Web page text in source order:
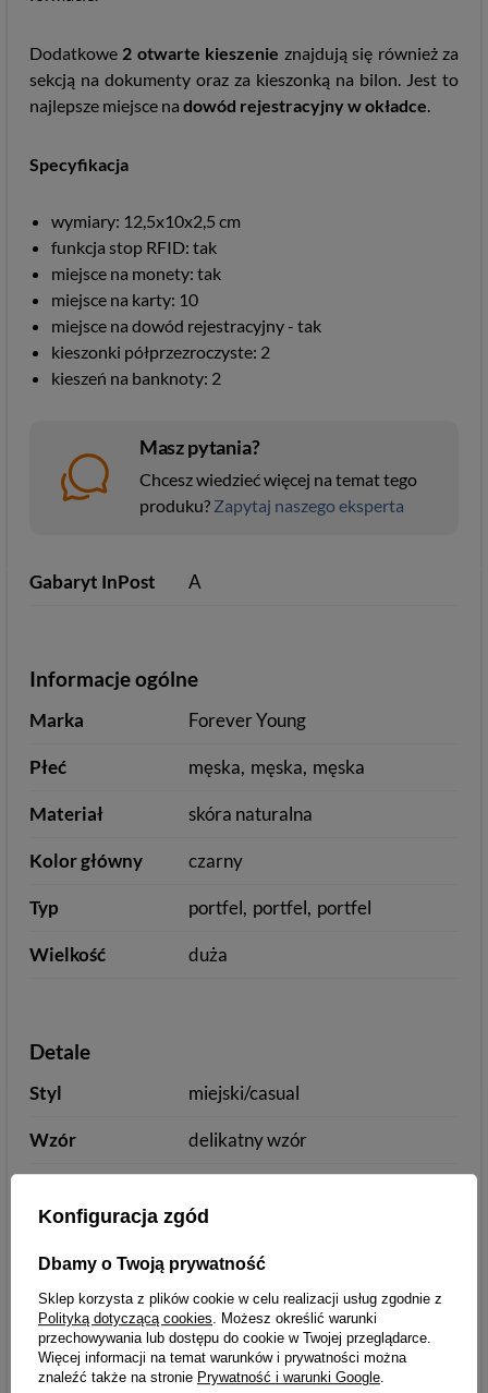
Dodatkowe 2 otwarte kieszenie znajdują się również za
sekcją na dokumenty oraz za kieszonką na bilon. Jest to
najlepsze miejsce na dowód rejestracyjny w okładce
Specyfikacja
wymiary: 12,5x10x2,5 cm
funkcja stop RFID: tak
miejsce na monety: tak
miejsce na karty: 10
miejsce na dowód rejestracyjny - tak
kieszonki półprzezroczyste: 2
kieszeń na banknoty: 2
Masz pytania?
Chcesz wiedzieć więcej na temat tego
produku? Zapytaj naszego eksperta
Gabaryt InPost A
Informacje ogólne
Marka Forever Young
Płeć męska męska męska
Materiał skóra naturalna
Kolor główny czarny
Typ portfel portfel portfel
Wielkość duża
Detale
Styl miejski/casual
Wzór delikatny wzór
Kolor okuć
Ilość przegródek
na karty
6-10
Kieszeń na
monety
zamykana na zatrzask
Konfiguracja zgód
Dbamy o Twoją prywatność
Sklep korzysta z plików cookie w celu realizacji usług zgodnie z
Polityką dotyczącą cookies . Możesz określić warunki
przechowywania lub dostępu do cookie w Twojej przeglądarce.
Więcej informacji na temat warunków i prywatności można
znaleźć także na stronie Prywatność i warunki Google